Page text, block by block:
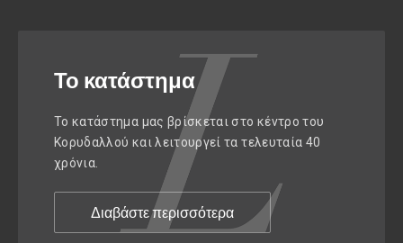
Το κατάστημα
Το κατάστημα μας βρίσκεται στο κέντρο του
Κορυδαλλού και λειτουργεί τα τελευταία 40
χρόνια.
Διαβάστε περισσότερα